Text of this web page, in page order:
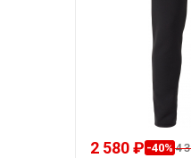
2 580 ₽ -40% 4